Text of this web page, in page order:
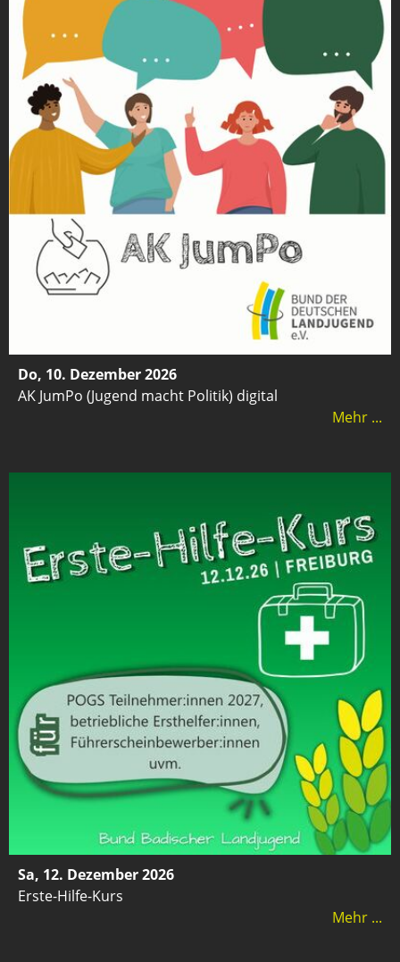
Do, 10. Dezember 2026
AK JumPo (Jugend macht Politik) digital
Mehr ...
Sa, 12. Dezember 2026
Erste-Hilfe-Kurs
Mehr ...